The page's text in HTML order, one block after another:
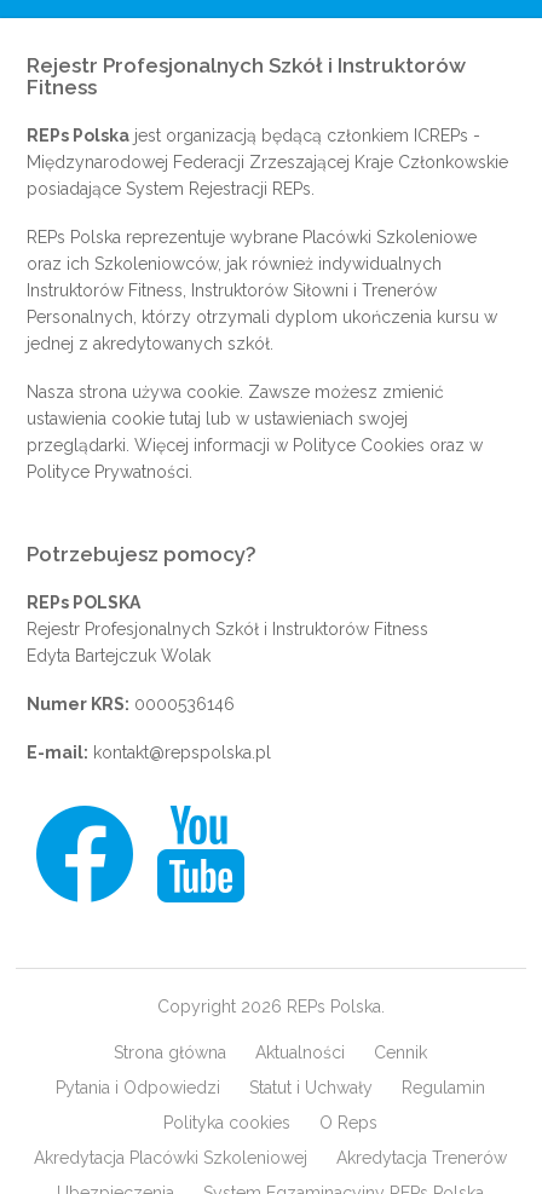
Rejestr Profesjonalnych Szkół i Instruktorów
Fitness
REPs Polska jest organizacją będącą członkiem ICREPs -
Międzynarodowej Federacji Zrzeszającej Kraje Członkowskie
posiadające System Rejestracji REPs.
REPs Polska reprezentuje wybrane Placówki Szkoleniowe
oraz ich Szkoleniowców, jak również indywidualnych
Instruktorów Fitness, Instruktorów Siłowni i Trenerów
Personalnych, którzy otrzymali dyplom ukończenia kursu w
jednej z akredytowanych szkół.
Nasza strona używa cookie. Zawsze możesz zmienić
ustawienia cookietutaj lub w ustawieniach swojej
przeglądarki. Więcej informacji w Polityce Cookies oraz w
Polityce Prywatności
Potrzebujesz pomocy?
REPs POLSKA
Rejestr Profesjonalnych Szkół i Instruktorów Fitness
Edyta Bartejczuk Wolak
Numer KRS: 0000536146
E-mail: kontakt@repspolska.pl
Copyright 2026 REPs Polska.
Strona główna Aktualności
Cennik
Pytania i Odpowiedzi
Statut i Uchwały
Regulamin
Polityka cookies
O Reps
Akredytacja Placówki Szkoleniowej
Akredytacja Trenerów